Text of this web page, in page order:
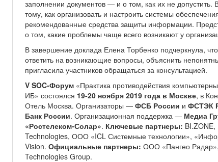
заполнении документов — и о том, как их не допустить.
тому, как организовать и настроить системы
рекомендованные средства защиты информации.
о том, какие проблемы чаще всего возникают у
В завершение доклада Елена Торбенко подчеркнула,
ответить на возникающие вопросы, объяснить
пригласила участников обращаться за консультацией.
V SOC-Форум «Практика противодействия
ИБ» состоялся 19-20 ноября 2019 года в Москве, в
Отель Москва. Организаторы — ФСБ России и ФСТЭК
Банк России. Организационная поддержка — Медиа
«Ростелеком-Солар». Ключевые партнеры:
Technologies, ООО «ICL Системные технологии»,
Vision. Официальные партнеры: ООО «Пангео
Technologies Group.